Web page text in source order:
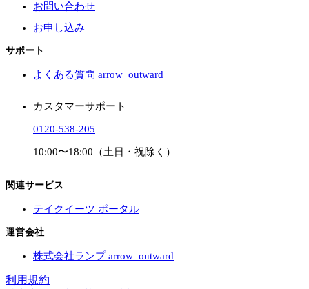
お問い合わせ
お申し込み
サポート
よくある質問 arrow_outward
カスタマーサポート
0120-538-205
10:00〜18:00（土日・祝除く）
関連サービス
テイクイーツ ポータル
運営会社
株式会社ランプarrow_outward
利用規約